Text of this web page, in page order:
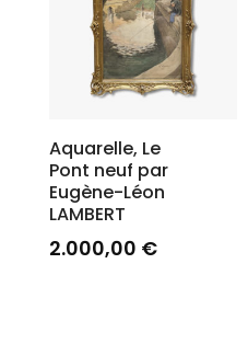
Aquarelle, Le
Pont neuf par
Eugène-Léon
LAMBERT
2.000,00 €